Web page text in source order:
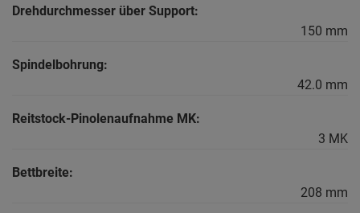
Drehdurchmesser über Support:
150 mm
Spindelbohrung:
42.0 mm
Reitstock-Pinolenaufnahme MK:
3 MK
Bettbreite:
208 mm